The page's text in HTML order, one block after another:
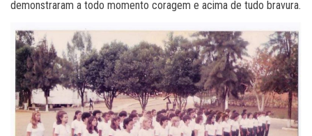
demonstraram a todo momento coragem e acima de tudo bravura.